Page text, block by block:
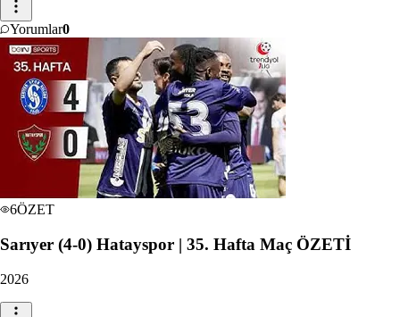
Yorumlar0
6ÖZET
Sarıyer (4-0) Hatayspor | 35. Hafta Maç ÖZETİ
2026